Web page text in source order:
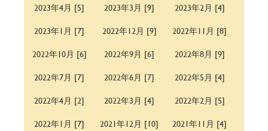
2023年4月 [5]
2023年3月 [9]
2023年2月 [4]
2023年1月 [7]
2022年12月 [9]
2022年11月 [8]
2022年10月 [6]
2022年9月 [6]
2022年8月 [9]
2022年7月 [7]
2022年6月 [7]
2022年5月 [4]
2022年4月 [2]
2022年3月 [4]
2022年2月 [5]
2022年1月 [7]
2021年12月 [10]
2021年11月 [4]